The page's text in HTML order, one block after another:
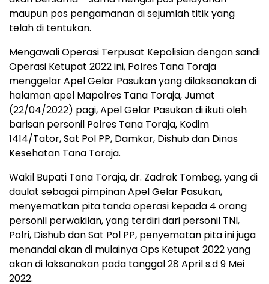
maupun pos pengamanan di sejumlah titik yang
telah di tentukan.
Mengawali Operasi Terpusat Kepolisian dengan sandi
Operasi Ketupat 2022 ini, Polres Tana Toraja
menggelar Apel Gelar Pasukan yang dilaksanakan di
halaman apel Mapolres Tana Toraja, Jumat
(22/04/2022) pagi, Apel Gelar Pasukan di ikuti oleh
barisan personil Polres Tana Toraja, Kodim
1414/Tator, Sat Pol PP, Damkar, Dishub dan Dinas
Kesehatan Tana Toraja.
Wakil Bupati Tana Toraja, dr. Zadrak Tombeg, yang di
daulat sebagai pimpinan Apel Gelar Pasukan,
menyematkan pita tanda operasi kepada 4 orang
personil perwakilan, yang terdiri dari personil TNI,
Polri, Dishub dan Sat Pol PP, penyematan pita ini juga
menandai akan di mulainya Ops Ketupat 2022 yang
akan di laksanakan pada tanggal 28 April s.d 9 Mei
2022.